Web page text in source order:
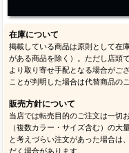
在庫について
掲載している商品は原則として在
がある商品を除く）。ただし店頭
より取り寄せ手配となる場合がご
ことが判明した場合は代替商品の
販売方針について
当店では転売目的のご注文は一切
（複数カラー・サイズ含む）の大
と考えづらい注文があった場合は
だく場合があります。